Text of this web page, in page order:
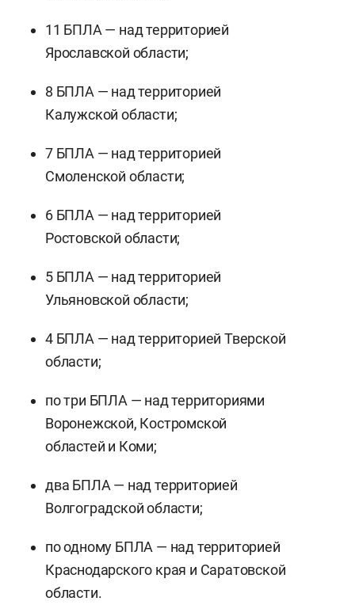
11 БПЛА — над территорией
Ярославской области;
8 БПЛА — над территорией
Калужской области;
7 БПЛА — над территорией
Смоленской области;
6 БПЛА — над территорией
Ростовской области;
5 БПЛА — над территорией
Ульяновской области;
4 БПЛА — над территорией Тверской
области;
по три БПЛА — над территориями
Воронежской, Костромской
областей и Коми;
два БПЛА — над территорией
Волгоградской области;
по одному БПЛА — над территорией
Краснодарского края и Саратовской
области.